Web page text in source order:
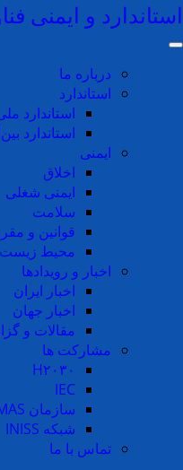
رفتن به محتوای اصلی
استاندارد و ایمنی
درباره ما
استاندارد
استاندارد
استاندارد
ایمنی
اخلاق
ایمنی شغلی
سلامت
قوانین و
محیط زیست
اخبار و رویدادها
اخبار ایران
اخبار جهان
مقالات و
مشارکت ها
H۲۰۳۰
IEC
سازمان VAMAS
شبکه INISS
تماس با ما
پیگیری فرانسه برای ایجاد یک
ارزیابی کیفیت داده های ایمنی